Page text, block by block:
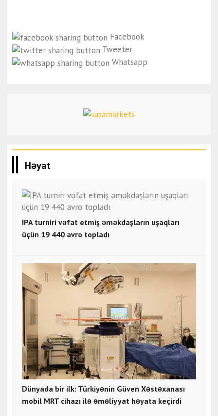
Facebook
Tweeter
Whatsapp
Həyat
IPA turniri vəfat etmiş əməkdaşların uşaqları
üçün 19 440 avro topladı
Dünyada bir ilk: Türkiyənin Güven Xəstəxanası
mobil MRT cihazı ilə əməliyyat həyata keçirdi